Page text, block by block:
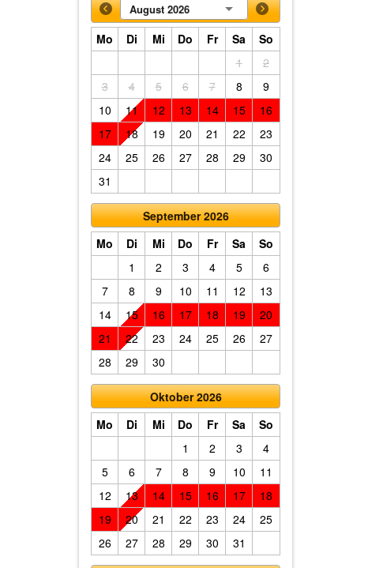
August 2026
Mo Di Mi Do Fr Sa
So
1
2
3
4 5 6 7 8
9
10
11 12 13 14 15
16
17
18 19 20 21 22
23
24
25 26 27 28 29
30
31
September 2026
Mo
Di Mi Do Fr Sa
So
1
2 3 4 5
6
7
8 9 10 11 12
13
14
15 16 17 18 19
20
21
22 23 24 25 26
27
28
29 30
Oktober 2026
Mo
Di Mi Do Fr Sa
So
1
2 3
4
5
6 7 8 9 10
11
12
13 14 15 16 17
18
19
20 21 22 23 24
25
26
27 28 29 30 31